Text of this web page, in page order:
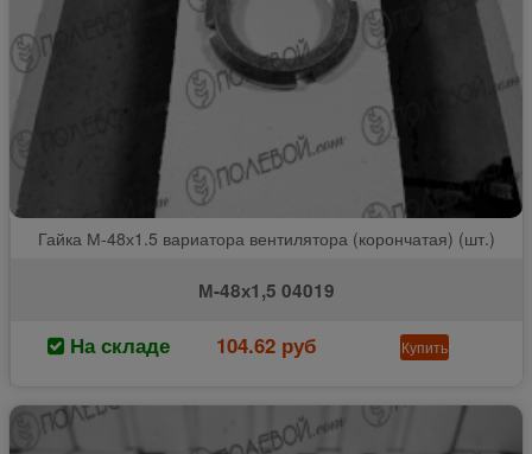
Гайка М-48х1.5 вариатора вентилятора (корончатая) (шт.)
М-48х1,5 04019
На складе 104.62 руб Купить